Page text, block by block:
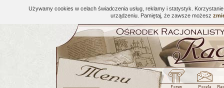
Używamy cookies w celach świadczenia usług, reklamy i statystyk.
urządzeniu. Pamiętaj, że zawsze możesz